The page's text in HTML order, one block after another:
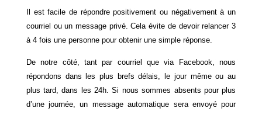
Il est facile de répondre positivement ou négativement à un
courriel ou un message privé. Cela évite de devoir relancer 3
à 4 fois une personne pour obtenir une simple réponse.
De notre côté, tant par courriel que via Facebook, nous
répondons dans les plus brefs délais, le jour même ou au
plus tard, dans les 24h. Si nous sommes absents pour plus
d’une journée, un message automatique sera envoyé pour